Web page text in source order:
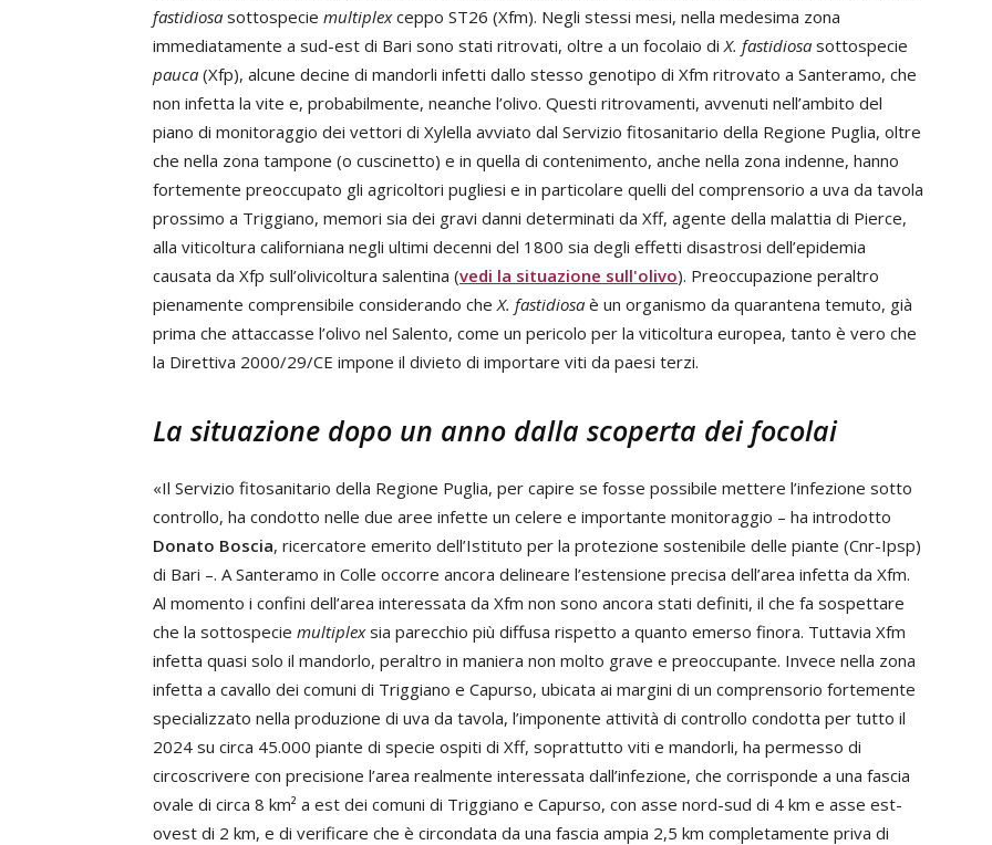
fastidiosa sottospecie multiplexceppo ST26 (Xfm). Negli stessi mesi, nella medesima zona
immediatamente a sud-est di Bari sono stati ritrovati, oltre a un focolaio diX. fastidiosa sottospecie
pauca (Xfp), alcune decine di mandorli infetti dallo stesso genotipo di Xfm ritrovato a Santeramo, che
non infetta la vite e, probabilmente, neanche l’olivo. Questi ritrovamenti, avvenuti nell’ambito del
piano di monitoraggio dei vettori di Xylella avviato dal Servizio fitosanitario della Regione Puglia, oltre
che nella zona tampone (o cuscinetto) e in quella di contenimento, anche nella zona indenne, hanno
fortemente preoccupato gli agricoltori pugliesi e in particolare quelli del comprensorio a uva da tavola
prossimo a Triggiano, memori sia dei gravi danni determinati da Xff, agente della malattia di Pierce,
alla viticoltura californiana negli ultimi decenni del 1800 sia degli effetti disastrosi dell’epidemia
causata da Xfp sull’olivicoltura salentina (vedi la situazione sull'olivo). Preoccupazione peraltro
pienamente comprensibile considerando cheX. fastidiosa è un organismo da quarantena temuto, già
prima che attaccasse l’olivo nel Salento, come un pericolo per la viticoltura europea, tanto è vero che
la Direttiva 2000/29/CE impone il divieto di importare viti da paesi terzi.
La situazione dopo un anno dalla scoperta dei focolai
«Il Servizio fitosanitario della Regione Puglia, per capire se fosse possibile mettere l’infezione sotto
controllo, ha condotto nelle due aree infette un celere e importante monitoraggio – ha introdotto
Donato Boscia, ricercatore emerito dell’Istituto per la protezione sostenibile delle piante (Cnr-Ipsp)
di Bari –. A Santeramo in Colle occorre ancora delineare l’estensione precisa dell’area infetta da Xfm.
Al momento i confini dell’area interessata da Xfm non sono ancora stati definiti, il che fa sospettare
che la sottospecie multiplexsia parecchio più diffusa rispetto a quanto emerso finora. Tuttavia Xfm
infetta quasi solo il mandorlo, peraltro in maniera non molto grave e preoccupante. Invece nella zona
infetta a cavallo dei comuni di Triggiano e Capurso, ubicata ai margini di un comprensorio fortemente
specializzato nella produzione di uva da tavola, l’imponente attività di controllo condotta per tutto il
2024 su circa 45.000 piante di specie ospiti di Xff, soprattutto viti e mandorli, ha permesso di
circoscrivere con precisione l’area realmente interessata dall’infezione, che corrisponde a una fascia
ovale di circa 8 km² a est dei comuni di Triggiano e Capurso, con asse nord-sud di 4 km e asse est-
ovest di 2 km, e di verificare che è circondata da una fascia ampia 2,5 km completamente priva di